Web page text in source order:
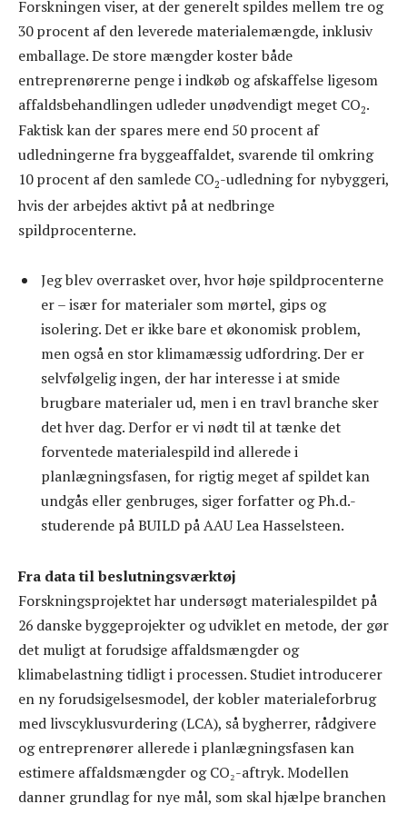
Forskningen viser, at der generelt spildes mellem tre og
30 procent af den leverede materialemængde, inklusiv
emballage. De store mængder koster både
entreprenørerne penge i indkøb og afskaffelse ligesom
affaldsbehandlingen udleder unødvendigt meget CO2.
Faktisk kan der spares mere end 50 procent af
udledningerne fra byggeaffaldet, svarende til omkring
10 procent af den samlede CO2-udledning for nybyggeri,
hvis der arbejdes aktivt på at nedbringe
spildprocenterne.
Jeg blev overrasket over, hvor høje spildprocenterne
er – især for materialer som mørtel, gips og
isolering. Det er ikke bare et økonomisk problem,
men også en stor klimamæssig udfordring. Der er
selvfølgelig ingen, der har interesse i at smide
brugbare materialer ud, men i en travl branche sker
det hver dag. Derfor er vi nødt til at tænke det
forventede materialespild ind allerede i
planlægningsfasen, for rigtig meget af spildet kan
undgås eller genbruges, siger forfatter og Ph.d.-
studerende på BUILD på AAU Lea Hasselsteen.
Fra data til beslutningsværktøj
Forskningsprojektet har undersøgt materialespildet på
26 danske byggeprojekter og udviklet en metode, der gør
det muligt at forudsige affaldsmængder og
klimabelastning tidligt i processen. Studiet introducerer
en ny forudsigelsesmodel, der kobler materialeforbrug
med livscyklusvurdering (LCA), så bygherrer, rådgivere
og entreprenører allerede i planlægningsfasen kan
estimere affaldsmængder og CO₂-aftryk. Modellen
danner grundlag for nye mål, som skal hjælpe branchen